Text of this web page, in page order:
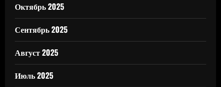
Октябрь 2025
Сентябрь 2025
Август 2025
Июль 2025